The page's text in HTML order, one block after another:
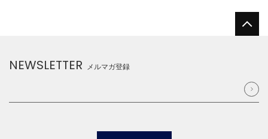
NEWSLETTER メルマガ登録